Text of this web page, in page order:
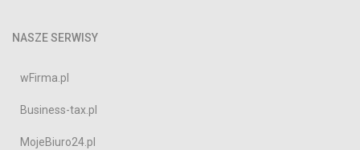
NASZE SERWISY
wFirma.pl
Business-tax.pl
MojeBiuro24.pl